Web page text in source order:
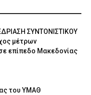
ΣΥΝΤΟΝΙΣΤΙΚΟΥ
μέτρων
επίπεδο Μακεδονίας
του ΥΜΑΘ